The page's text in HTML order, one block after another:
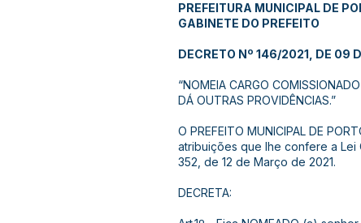
PREFEITURA MUNICIPAL DE
GABINETE DO PREFEITO
DECRETO Nº 146/2021, DE 09
“NOMEIA CARGO
DÁ OUTRAS PROVIDÊNCIAS.”
O PREFEITO MUNICIPAL DE
atribuições que lhe confere a Lei
352, de 12 de Março de 2021.
DECRETA: